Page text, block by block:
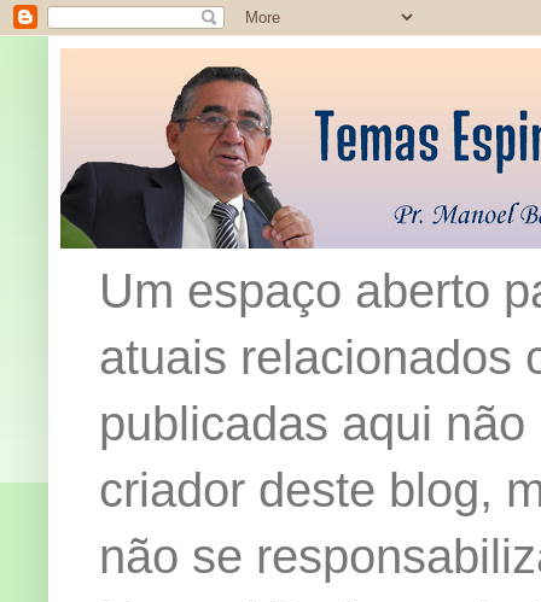
Um espaço aberto
atuais relacionados
publicadas aqui
criador deste blog,
não se